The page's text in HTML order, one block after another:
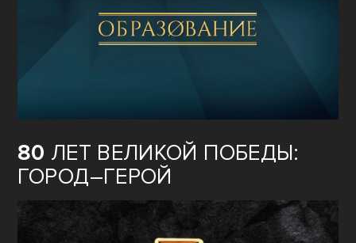
80 ЛЕТ ВЕЛИКОЙ ПОБЕДЫ:
ГОРОД–ГЕРОЙ